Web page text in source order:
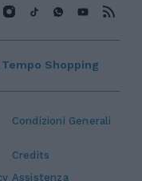
Condizioni Generali
Credits
Assistenza
Shopping